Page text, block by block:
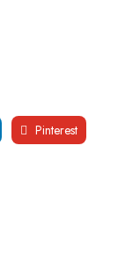
Pinterest